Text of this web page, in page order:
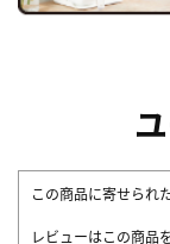
この商品に寄せられ
レビューはこの商品